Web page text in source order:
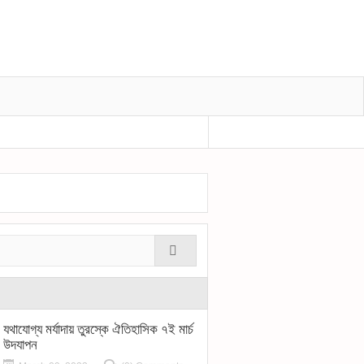
যথাযোগ্য মর্যাদায় তুরস্কে ঐতিহাসিক ৭ই মার্চ
উদযাপন